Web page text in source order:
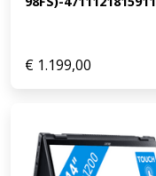
€ 1.199,00